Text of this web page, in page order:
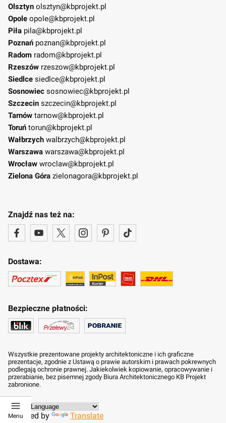
Olsztyn olsztyn@kbprojekt.pl
Opole opole@kbprojekt.pl
Piła pila@kbprojekt.pl
Poznań poznan@kbprojekt.pl
Radom radom@kbprojekt.pl
Rzeszów rzeszow@kbprojekt.pl
Siedlce siedlce@kbprojekt.pl
Sosnowiec sosnowiec@kbprojekt.pl
Szczecin szczecin@kbprojekt.pl
Tarnów tarnow@kbprojekt.pl
Toruń torun@kbprojekt.pl
Wałbrzych walbrzych@kbprojekt.pl
Warszawa warszawa@kbprojekt.pl
Wrocław wroclaw@kbprojekt.pl
Zielona Góra zielonagora@kbprojekt.pl
Znajdź nas też na:
Dostawa:
Bezpieczne płatności:
Wszystkie prezentowane projekty architektoniczne i ich graficzne
prezentacje, zgodnie z Ustawą o prawie autorskim i prawach pokrewnych
podlegają ochronie prawnej. Jakiekolwiek kopiowanie, opracowywanie i
przerabianie, bez pisemnej zgody Biura Architektonicznego KB Projekt
zabronione.
Powered by Translate
Menu